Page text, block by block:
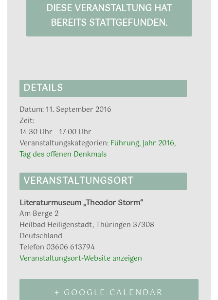
DIESE VERANSTALTUNG HAT
BEREITS STATTGEFUNDEN.
DETAILS
Datum: 11. September 2016
Zeit:
14:30 Uhr - 17:00 Uhr
Veranstaltungskategorien: Führung,Jahr 2016,
Tag des offenen Denkmals
VERANSTALTUNGSORT
Literaturmuseum „Theodor Storm“
Am Berge 2
Heilbad Heiligenstadt,Thüringen 37308
Deutschland
Telefon 03606 613794
Veranstaltungsort-Website anzeigen
+ GOOGLE CALENDAR